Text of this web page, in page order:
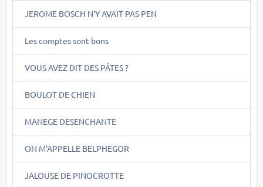
JEROME BOSCH N'Y AVAIT PAS PEN
Les comptes sont bons
VOUS AVEZ DIT DES PÂTES ?
BOULOT DE CHIEN
MANEGE DESENCHANTE
ON M'APPELLE BELPHEGOR
JALOUSE DE PINOCROTTE